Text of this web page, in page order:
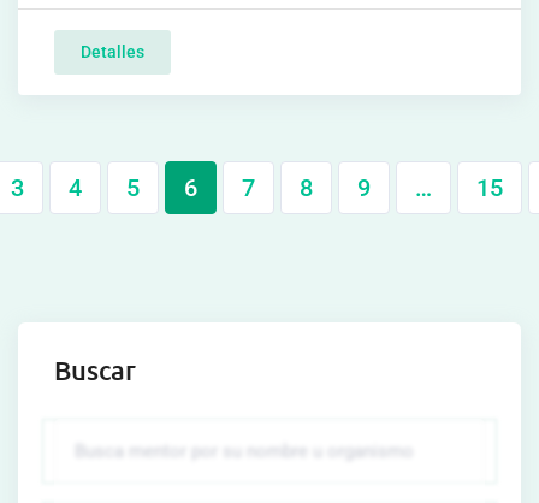
Detalles
3 4 5 6 7 8 9 … 15
Buscar